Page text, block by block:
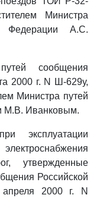
Министра
Федерации А.С.
сообщения
2000 г. N Ш-629у,
Министра путей
М.В. Иванковым.
эксплуатации
утвержденные
Российской
2000 г. N